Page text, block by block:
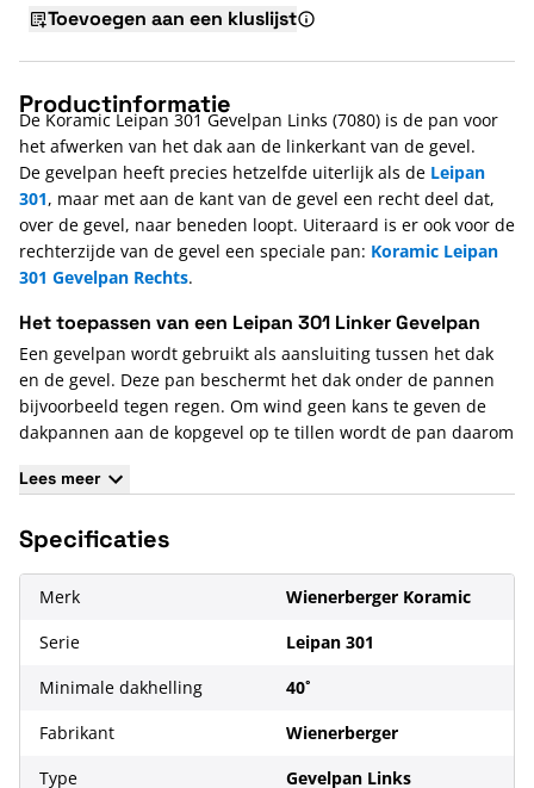
Toevoegen aan een kluslijst
Productinformatie
De Koramic Leipan 301 Gevelpan Links (7080) is de pan voor
het afwerken van het dak aan de linkerkant van de gevel.
De gevelpan heeft precies hetzelfde uiterlijk als de Leipan
301, maar met aan de kant van de gevel een recht deel dat,
over de gevel, naar beneden loopt. Uiteraard is er ook voor de
rechterzijde van de gevel een speciale pan: Koramic Leipan
301 Gevelpan Rechts.
Het toepassen van een Leipan 301 Linker Gevelpan
Een gevelpan wordt gebruikt als aansluiting tussen het dak
en de gevel. Deze pan beschermt het dak onder de pannen
bijvoorbeeld tegen regen. Om wind geen kans te geven de
dakpannen aan de kopgevel op te tillen wordt de pan daarom
vastgeschroefd.
Lees meer
Specificaties
Merk
Wienerberger Koramic
Serie
Leipan 301
Minimale dakhelling
40˚
Fabrikant
Wienerberger
Type
Gevelpan Links